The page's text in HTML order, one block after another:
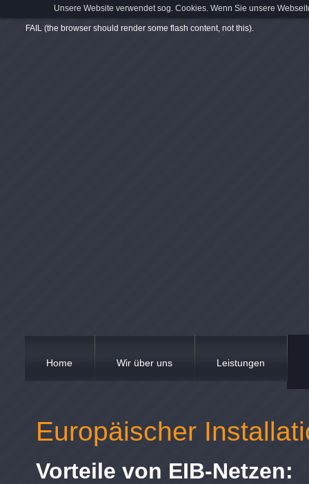
Unsere Website verwendet sog. Cookies. Wenn Sie unsere
FAIL (the browser should render some flash content, not this).
Home Wir über uns Leistungen
Europäischer
Vorteile von EIB-Netzen: